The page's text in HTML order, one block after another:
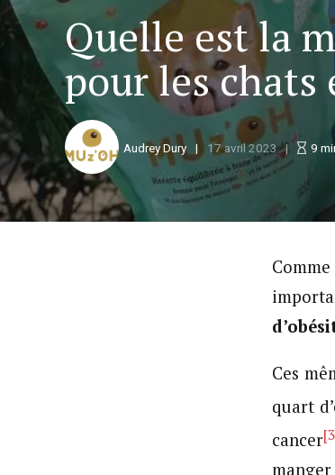
Quelle est la
pour les chats
Audrey Dury 17 avril 2023 9
Ces
quart
cancer